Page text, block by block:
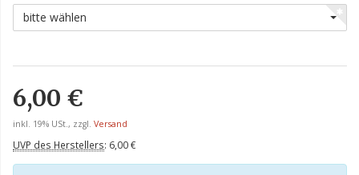
bitte wählen
6,00 €
inkl. 19% USt., zzgl. Versand
UVP des Herstellers: 6,00 €